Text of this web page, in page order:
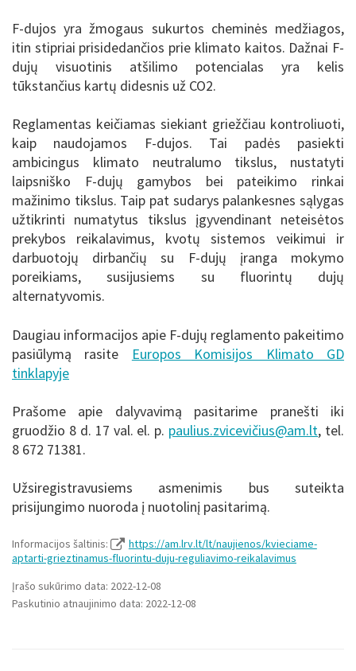
F-dujos yra žmogaus sukurtos cheminės medžiagos,
itin stipriai prisidedančios prie klimato kaitos. Dažnai F-
dujų visuotinis atšilimo potencialas yra kelis
tūkstančius kartų didesnis už CO2.
Reglamentas keičiamas siekiant griežčiau kontroliuoti,
kaip naudojamos F-dujos. Tai padės pasiekti
ambicingus klimato neutralumo tikslus, nustatyti
laipsniško F-dujų gamybos bei pateikimo rinkai
mažinimo tikslus. Taip pat sudarys palankesnes sąlygas
užtikrinti numatytus tikslus įgyvendinant neteisėtos
prekybos reikalavimus, kvotų sistemos veikimui ir
darbuotojų dirbančių su F-dujų įranga mokymo
poreikiams, susijusiems su fluorintų dujų
alternatyvomis.
Daugiau informacijos apie F-dujų reglamento pakeitimo
pasiūlymą rasite Europos Komisijos Klimato GD
tinklapyje
Prašome apie dalyvavimą pasitarime pranešti iki
gruodžio 8 d. 17 val. el. p. paulius.zvicevičius@am.lt, tel.
8 672 71381.
Užsiregistravusiems asmenimis bus suteikta
prisijungimo nuoroda į nuotolinį pasitarimą.
Informacijos šaltinis:
https://am.lrv.lt/lt/naujienos/kvieciame-
aptarti-grieztinamus-fluorintu-duju-reguliavimo-reikalavimus
Įrašo sukūrimo data: 2022-12-08
Paskutinio atnaujinimo data: 2022-12-08